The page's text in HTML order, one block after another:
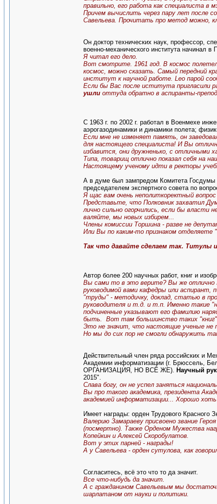
правильно, его работа как специалиста
Причем вычислить через пару лет после
Савельева. Прочитать про метод можно,
Он доктор технических наук, профессор,
военно-механического института начинал
Я читал его дело.
Вот смотрите. 1961 год. В космос
космос, можно сказать. Самый передний
институт к научной работе. Leo парой
Если бы Вас после иститута пригласили
ушли оттуда обратно в аспиранты-
С 1963 г. по 2002 г. работал в Военмехе
аэрогазодинамики и динамики полета;
Если мне не изменяет память, он
для настоящего специалиста! И Вы
избавится, они дружненько, с отличными
Типа, товарищ отлично показал себя на
Настоящему ученому идти в ректоры
А в думе был зампредом Комитета Госдумы
председателем экспертного совета по
Я щас вам очень неполиткоректный
Представьте, что Полковник захватил
лично сильно огорчились, если бы власти
валяйте, мы новых избирем...
Члены комиссии Торшина - разве не
Или Вы по каким-то признаком отделяете
Так что давайте сделаем так. Титулы
Автор более 200 научных работ, книг и
Вы сами то в это верите? Вы же отлично
руководимой вами кафедры или
"труды" - методичку, доклад, статью в
руководителя и т.д. и т.п. Именно такие
подчиненные указывают его фамилию
быть. Вот там большинство таких "книг"
Это не значит, что настоящие ученые не
Но мы до сих пор не смогли обнаружить
Действительный член ряда российских и
Академии информатизации (г.
ОРГАНИЗАЦИЯ, НО ВСЁ ЖЕ). Научный
2015".
Слава богу, он не успел заняться
Вы про такого академика, президента
академией информатизации... Хорошо
Имеет награды: орден Трудового Красного
Валерию Замараеву присвоено звание
(посмертно). Также Орденом Мужества
Копейкин и Алексей Скоробулатов.
Вот у этих парней - награды!
А у Савельева - орден сутулова, как
Согласитесь, всё это что то да значит.
Все что-нибудь да значит.
А с гражданином Савельевым мы
шарлатаном от науки и политики.